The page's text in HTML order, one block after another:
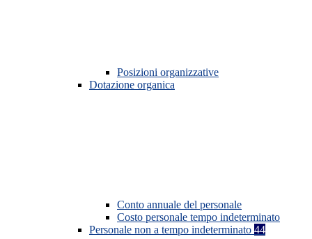
Posizioni organizzative
Dotazione organica
Conto annuale del personale
Costo personale tempo indeterminato
Personale non a tempo indeterminato 44